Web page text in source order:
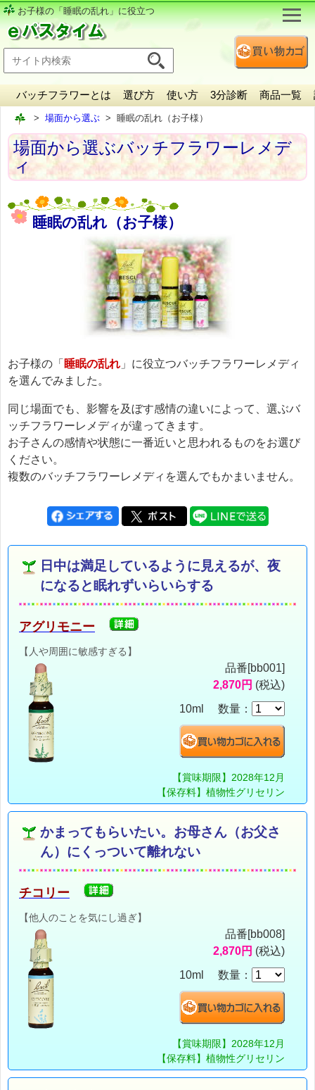
お子様の「睡眠の乱れ」に役立つ
バッチフラワーとは 選び方 使い方 3分診断 商品一覧
場面から選ぶ 睡眠の乱れ（お子様）
場面から選ぶバッチフラワーレメデ
ィ
睡眠の乱れ（お子様）
お子様の「 睡眠の乱れ 」に役立つバッチフラワーレメディ
を選んでみました。
同じ場面でも、影響を及ぼす感情の違いによって、選ぶバ
ッチフラワーレメディが違ってきます。
お子さんの感情や状態に一番近いと思われるものをお選び
ください。
複数のバッチフラワーレメディを選んでもかまいません。
日中は満足しているように見えるが、夜
になると眠れずいらいらする
アグリモニー
【人や周囲に敏感すぎる】
品番[bb001]
2,870円 (税込)
10ml 数量：
【賞味期限】2028年12月
【保存料】植物性グリセリン
かまってもらいたい。お母さん（お父さ
ん）にくっついて離れない
チコリー
【他人のことを気にし過ぎ】
品番[bb008]
2,870円 (税込)
10ml 数量：
【賞味期限】2028年12月
【保存料】植物性グリセリン